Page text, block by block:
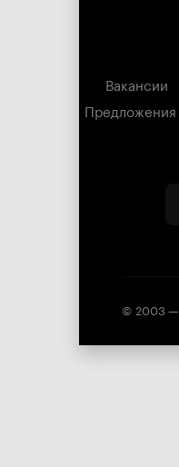
Вакансии
Предложения
© 2003 —